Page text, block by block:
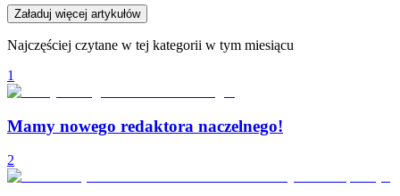
Załaduj więcej artykułów
Najczęściej czytane w tej kategorii w tym miesiącu
1
Mamy nowego redaktora naczelnego!
2